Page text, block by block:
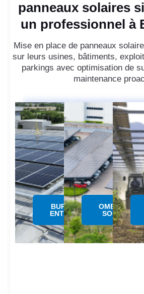
panneaux solaires
un professionnel à
Mise en place de panneaux
sur leurs usines, bâtiments,
parkings avec optimisation de
maintenance
BUREAUX &
ENTREPÔTS
OMBRIERE
SOLAIRE